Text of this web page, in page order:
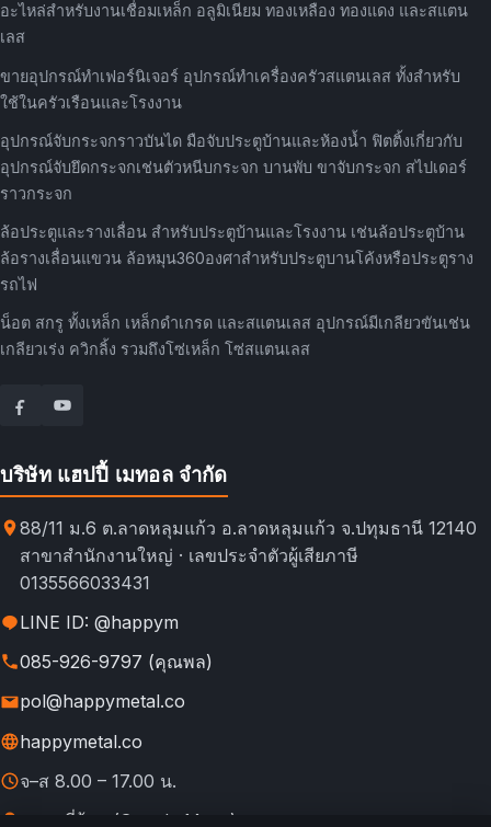
อะไหล่สำหรับงานเชื่อมเหล็ก อลูมิเนียม ทองเหลือง ทองแดง และสแตน
เลส
ขายอุปกรณ์ทำเฟอร์นิเจอร์ อุปกรณ์ทำเครื่องครัวสแตนเลส ทั้งสำหรับ
ใช้ในครัวเรือนและโรงงาน
อุปกรณ์จับกระจกราวบันได มือจับประตูบ้านและห้องน้ำ ฟิตติ้งเกี่ยวกับ
อุปกรณ์จับยึดกระจกเช่นตัวหนีบกระจก บานพับ ขาจับกระจก สไปเดอร์
ราวกระจก
ล้อประตูและรางเลื่อน สำหรับประตูบ้านและโรงงาน เช่นล้อประตูบ้าน
ล้อรางเลื่อนแขวน ล้อหมุน360องศาสำหรับประตูบานโค้งหรือประตูราง
รถไฟ
น็อต สกรู ทั้งเหล็ก เหล็กดำเกรด และสแตนเลส อุปกรณ์มีเกลียวขันเช่น
เกลียวเร่ง ควิกลิ้ง รวมถึงโซ่เหล็ก โซ่สแตนเลส
บริษัท แฮปปี้ เมทอล จำกัด
88/11 ม.6 ต.ลาดหลุมแก้ว อ.ลาดหลุมแก้ว จ.ปทุมธานี 12140
สาขาสำนักงานใหญ่ · เลขประจำตัวผู้เสียภาษี
0135566033431
LINE ID: @happym
085-926-9797 (คุณพล)
pol@happymetal.co
happymetal.co
จ–ส 8.00 – 17.00 น.
ดูแผนที่ร้าน (Google Maps)